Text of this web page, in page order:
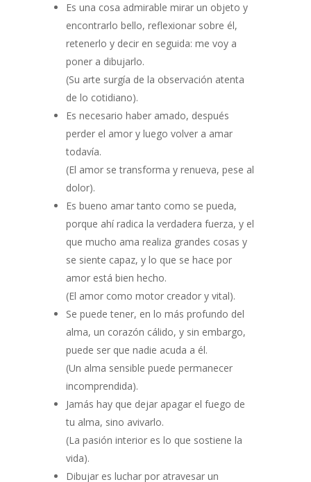
Es una cosa admirable mirar un objeto y
encontrarlo bello, reflexionar sobre él,
retenerlo y decir en seguida: me voy a
poner a dibujarlo.
(Su arte surgía de la observación atenta
de lo cotidiano).
Es necesario haber amado, después
perder el amor y luego volver a amar
todavía.
(El amor se transforma y renueva, pese al
dolor).
Es bueno amar tanto como se pueda,
porque ahí radica la verdadera fuerza, y el
que mucho ama realiza grandes cosas y
se siente capaz, y lo que se hace por
amor está bien hecho.
(El amor como motor creador y vital).
Se puede tener, en lo más profundo del
alma, un corazón cálido, y sin embargo,
puede ser que nadie acuda a él.
(Un alma sensible puede permanecer
incomprendida).
Jamás hay que dejar apagar el fuego de
tu alma, sino avivarlo.
(La pasión interior es lo que sostiene la
vida).
Dibujar es luchar por atravesar un